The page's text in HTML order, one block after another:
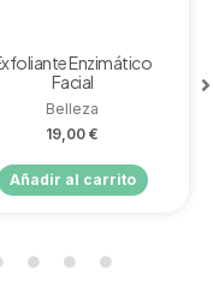
Enzimático
Facial
Belleza
19,00 €
Añadir al carrito